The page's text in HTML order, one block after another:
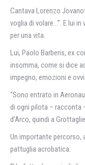
Cantava Lorenzo
voglia di volare…”. E lui
per una vita.
Lui, Paolo Barberis, ex
insomma, come si dice
impegno, emozioni e
“Sono entrato in
di ogni pilota – racconta
d’Arco, quindi a
Un importante percorso,
pattuglia acrobatica.